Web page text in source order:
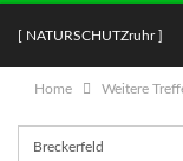
[ NATURSCHUTZruhr ]
Home Weitere